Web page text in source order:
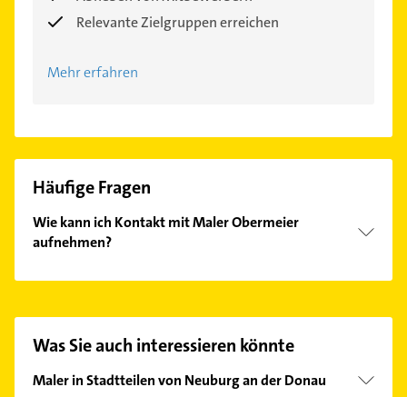
Relevante Zielgruppen erreichen
Mehr erfahren
Häufige Fragen
Wie kann ich Kontakt mit Maler Obermeier
aufnehmen?
finden Sie alleKontaktdaten.
Was Sie auch interessieren könnte
Maler in Stadtteilen von Neuburg an der Donau